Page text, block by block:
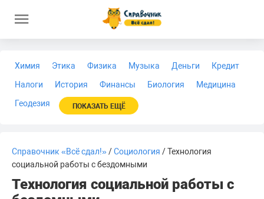
Химия Этика Физика Музыка Деньги
Кредит
Налоги
История Финансы Биология
Медицина
Геодезия
ПОКАЗАТЬ ЕЩЁ
Справочник «Всё сдал!»/Социология / Технология
социальной работы с бездомными
Технология социальной работы с